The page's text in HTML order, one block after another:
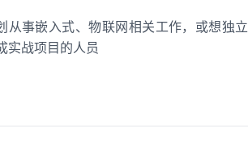
从事嵌入式、物联网相关工作，或想独立
实战项目的人员